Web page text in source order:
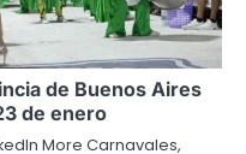
de Buenos Aires
de enero
More Carnavales,